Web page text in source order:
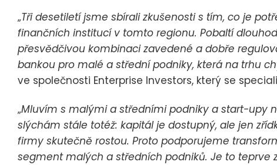
„Tři desetiletí jsme sbírali zkušenosti s tím, co je
finančních institucí v tomto regionu. Pobaltí
přesvědčivou kombinaci zavedené a dobře
bankou pro malé a střední podniky, která na trhu
ve společnosti Enterprise Investors, který se
„Mluvím s malými a středními podniky a start-upy
slýchám stále totéž: kapitál je dostupný, ale jen
firmy skutečně rostou. Proto podporujeme
segment malých a středních podniků. Je to teprve